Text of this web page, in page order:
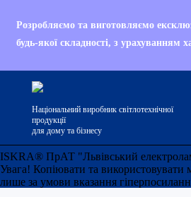
Розробляємо та виготовляємо
будь-якої складності, з урахуванням
Національний виробник світлотехнічної
продукції
для дому та бізнесу
ISKRA® ПрАТ "Львівський
Увага! Копіювати та використовувати
лише за умови вказання
Your are
Internet
Your
version 7 of
advantage of